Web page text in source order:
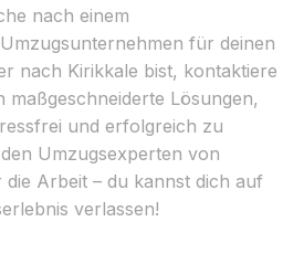
nach einem
für deinen
nach Kirikkale bist, kontaktiere
maßgeschneiderte Lösungen,
und erfolgreich zu
Umzugsexperten von
Arbeit – du kannst dich auf
verlassen!